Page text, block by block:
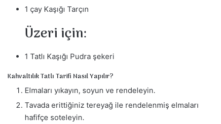
1 çay Kaşığı Tarçın
Üzeri için:
1 Tatlı Kaşığı Pudra şekeri
Kahvaltılık Tatlı Tarifi Nasıl Yapılır?
Elmaları yıkayın, soyun ve rendeleyin.
Tavada erittiğiniz tereyağ ile rendelenmiş elmaları
hafifçe soteleyin.